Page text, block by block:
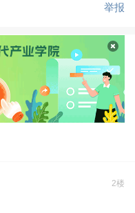
举报
2楼